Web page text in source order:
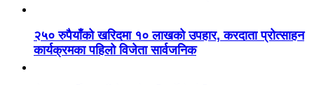
२५० रुपैयाँको खरिदमा १० लाखको उपहार, करदाता प्रोत्साहन
कार्यक्रमका पहिलो विजेता सार्वजनिक